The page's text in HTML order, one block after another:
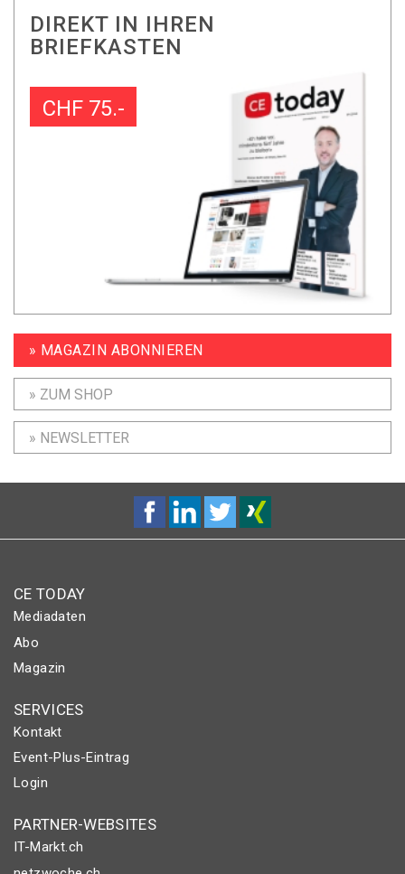
DIREKT IN IHREN
BRIEFKASTEN
CHF 75.-
» MAGAZIN ABONNIEREN
» ZUM SHOP
» NEWSLETTER
CE TODAY
Mediadaten
Abo
Magazin
SERVICES
Kontakt
Event-Plus-Eintrag
Login
PARTNER-WEBSITES
IT-Markt.ch